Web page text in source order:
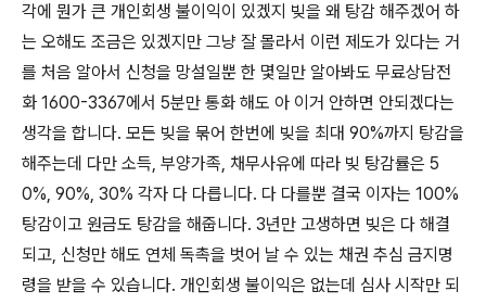
각에 뭔가 큰 개인회생 불이익이 있겠지 빚을 왜 탕감 해주겠어 하
는 오해도 조금은 있겠지만 그냥 잘 몰라서 이런 제도가 있다는 거
를 처음 알아서 신청을 망설일뿐 한 몇일만 알아봐도 무료상담전
화 1600-3367에서 5분만 통화 해도 아 이거 안하면 안되겠다는
생각을 합니다. 모든 빚을 묶어 한번에 빚을 최대 90%까지 탕감을
해주는데 다만 소득, 부양가족, 채무사유에 따라 빚 탕감률은 5
0%, 90%, 30% 각자 다 다릅니다. 다 다를뿐 결국 이자는 100%
탕감이고 원금도 탕감을 해줍니다. 3년만 고생하면 빚은 다 해결
되고, 신청만 해도 연체 독촉을 벗어 날 수 있는 채권 추심 금지명
령을 받을 수 있습니다. 개인회생 불이익은 없는데 심사 시작만 되